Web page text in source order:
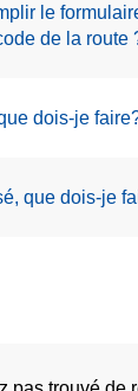
le
de la route
dois-je
que dois-je